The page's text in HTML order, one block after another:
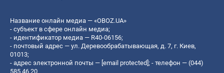
Название онлайн медиа — «OBOZ.UA»
- субъект в сфере онлайн медиа;
- идентификатор медиа — R40-06156;
- почтовый адрес — ул. Деревообрабатывающая, д. 7, г. Киев,
01013;
- адрес электронной почты — [email protected]; - телефон — (044)
585 46 20